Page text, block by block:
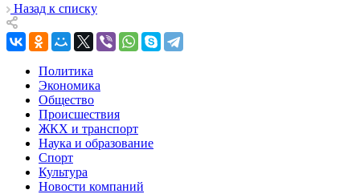
Назад к списку
Политика
Экономика
Общество
Происшествия
ЖКХ и транспорт
Наука и образование
Спорт
Культура
Новости компаний